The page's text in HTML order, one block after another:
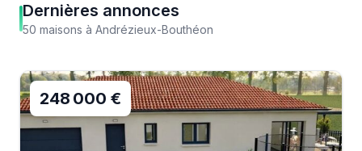
Dernières annonces
50 maisons à Andrézieux-Bouthéon
248 000 €